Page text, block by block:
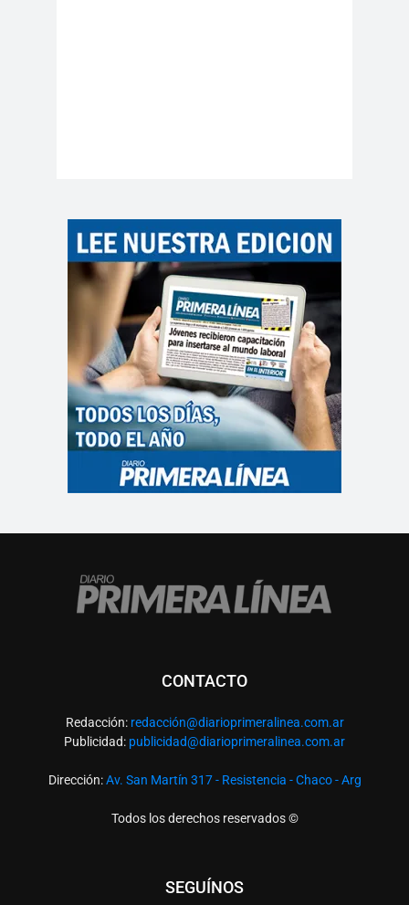
CONTACTO
Redacción: redacción@diarioprimeralinea.com.ar
Publicidad: publicidad@diarioprimeralinea.com.ar
Dirección:Av. San Martín 317 - Resistencia - Chaco - Arg
Todos los derechos reservados ©
SEGUÍNOS